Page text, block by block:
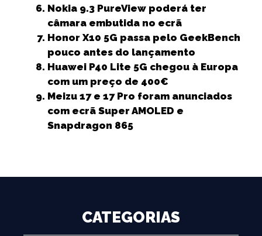
Nokia 9.3 PureView poderá ter
câmara embutida no ecrã
Honor X10 5G passa pelo GeekBench
pouco antes do lançamento
Huawei P40 Lite 5G chegou à Europa
com um preço de 400€
Meizu 17 e 17 Pro foram anunciados
com ecrã Super AMOLED e
Snapdragon 865
CATEGORIAS